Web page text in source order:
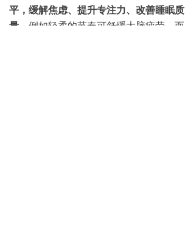
平，缓解焦虑、提升专注力、改善睡眠质
量。 例如轻柔的节奏可舒缓大脑疲劳，而